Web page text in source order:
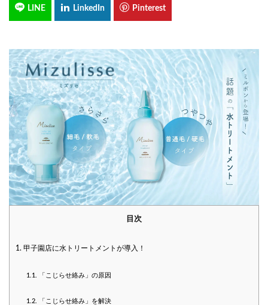
目次
1. 甲子園店に水トリートメントが導入！
1.1. 「こじらせ絡み」の原因
1.2. 「こじらせ絡み」を解決